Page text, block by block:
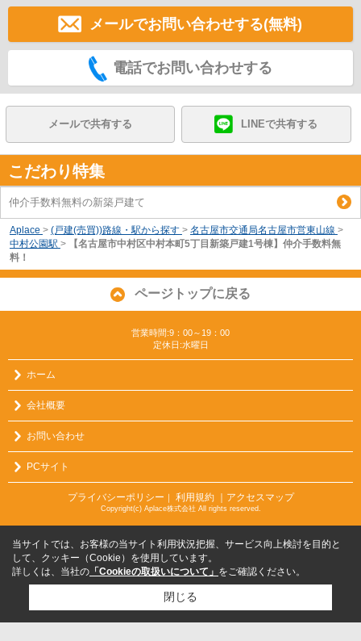
メールでお問い合わせする(無料)
電話でお問い合わせする
メールで共有する LINEで共有する
こだわり特集
仲介手数料無料の新築戸建て
Aplace > (戸建(売買))路線・駅から探す > 名古屋市交通局名古屋市営東山線 >
中村公園駅 >
【名古屋市中村区中村本町5丁目新築戸建1号棟】仲介手数料無
料！
ページトップに戻る
営業時間:9：00～19：00
定休日:水曜日
ホーム
会社概要
お問い合わせ
PCサイト
プライバシーポリシー ｜ 利用規約 ｜アクセスマップ
Copyright(c) Aplace株式会社 All rights reserved.
当サイトでは、お客様の当サイト利用状況把握、サービス向上検討を目的と
して、クッキー（Cookie）を使用しています。
詳しくは、当社の 「Cookieの取扱いについて」 をご確認ください。
閉じる